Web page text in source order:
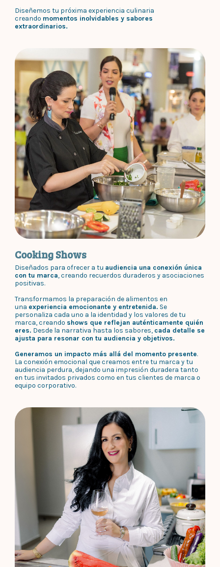
Diseñemos tu próxima experiencia culinaria
creando momentos inolvidables y sabores
extraordinarios.
Cooking Shows
Diseñados para ofrecer a tu audiencia una conexión única
con tu marca, creando recuerdos duraderos y asociaciones
positivas.
Transformamos la preparación de alimentos en
una experiencia emocionante y entretenida. Se
personaliza cada uno a la identidad y los valores de tu
marca, creando shows que reflejan auténticamente quién
eres. Desde la narrativa hasta los sabores, cada detalle se
ajusta para resonar con tu audiencia y objetivos.
Generamos un impacto más allá del momento presente.
La conexión emocional que creamos entre tu marca y tu
audiencia perdura, dejando una impresión duradera tanto
en tus invitados privados como en tus clientes de marca o
equipo corporativo.